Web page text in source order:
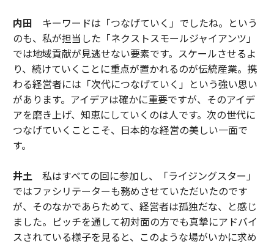
内田 キーワードは「つなげていく」でしたね。という
のも、私が担当した「ネクストスモールジャイアンツ」
では地域貢献が見逃せない要素です。スケールさせるよ
り、続けていくことに重点が置かれるのが伝統産業。携
わる経営者には「次代につなげていく」という強い思い
があります。アイデアは確かに重要ですが、そのアイデ
アを磨き上げ、知恵にしていくのは人です。次の世代に
つなげていくことこそ、日本的な経営の美しい一面で
す。
井土 私はすべての回に参加し、「ライジングスター」
ではファシリテーターも務めさせていただいたのです
が、そのなかであらためて、経営者は孤独だな、と感じ
ました。ピッチを通して初対面の方でも真摯にアドバイ
スされている様子を見ると、このような場がいかに求め